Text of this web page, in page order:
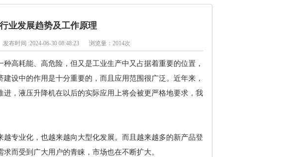
业发展趋势及工作原理
发布时间 :2024-06-30 08:48:23 浏览量：2014次
高耗能、高危险，但又是工业生产中又占据着重要的位置，
设中的作用是十分重要的，而且应用范围很广泛。近年来，
，液压升降机在以后的实际应用上将会被更严格地要求，我
专业化，也越来越向大型化发展。而且越来越多的新产品登
而受到广大用户的青睐，市场也在不断扩大。